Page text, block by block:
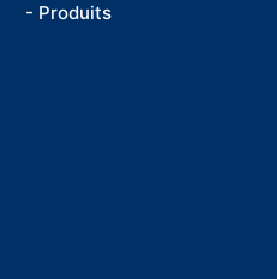
- Produits